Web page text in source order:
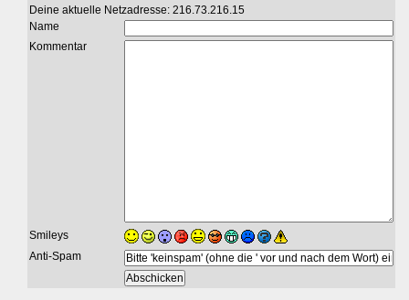
Deine aktuelle Netzadresse: 216.73.216.15
Name
Kommentar
Smileys
Anti-Spam